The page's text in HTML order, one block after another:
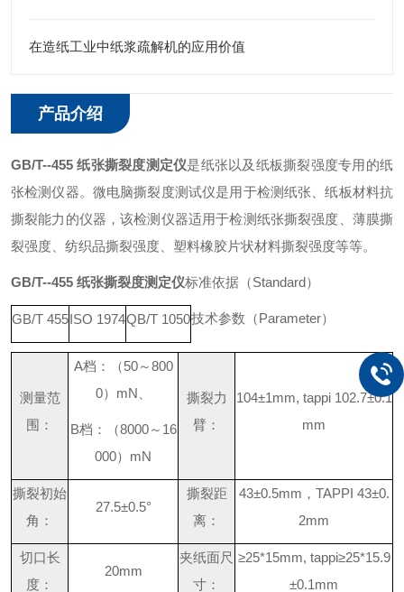
在造纸工业中纸浆疏解机的应用价值
产品介绍
GB/T--455 纸张撕裂度测定仪是纸张以及纸板撕裂强度专用的纸
张检测仪器。微电脑撕裂度测试仪是用于检测纸张、纸板材料抗
撕裂能力的仪器，该检测仪器适用于检测纸张撕裂强度、薄膜撕
裂强度、纺织品撕裂强度、塑料橡胶片状材料撕裂强度等等。
GB/T--455 纸张撕裂度测定仪标准依据 （Standard）
GB/T 455ISO 1974QB/T 1050技术参数 （Parameter）
测量范
围：
A档： （50～800
0） mN
B档： （8000～ 16
000） mN
撕裂力
臂：
104±1mm, tappi 102.7±0.1
mm
撕裂初始
角：
27.5±0.5°
撕裂距
离：
43±0.5mm ， TAPPI 43±0.
2mm
切口长
度：
20mm
夹纸面尺
寸：
≥25*15mm, tappi≥25*15.9
±0.1mm